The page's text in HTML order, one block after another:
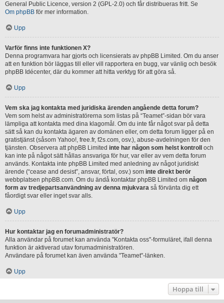
General Public Licence, version 2 (GPL-2.0) och får distribueras fritt. Se
Om phpBB för mer information.
Upp
Varför finns inte funktionen X?
Denna programvara har gjorts och licensierats av phpBB Limited. Om du anser
att en funktion bör läggas till eller vill rapportera en bugg, var vänlig och besök
phpBB Idécenter, där du kommer att hitta verktyg för att göra så.
Upp
Vem ska jag kontakta med juridiska ärenden angående detta forum?
Vem som helst av administratörerna som listas på “Teamet”-sidan bör vara
lämpliga att kontakta med dina klagomål. Om du inte får något svar på detta
sätt så kan du kontakta ägaren av domänen eller, om detta forum ligger på en
gratistjänst (såsom Yahoo!, free.fr, f2s.com, osv.), abuse-avdelningen för den
tjänsten. Observera att phpBB Limited inte har någon som helst kontroll
och
kan inte på något sätt hållas ansvariga för hur, var eller av vem detta forum
används. Kontakta inte phpBB Limited med anledning av något juridiskt
ärende (“cease and desist”, ansvar, förtal, osv.) som inte direkt berör
webbplatsen phpBB.com. Om du ändå kontaktar phpBB Limited om någon
form av tredjepartsanvändning av denna mjukvara så förvänta dig ett
fåordigt svar eller inget svar alls.
Upp
Hur kontaktar jag en forumadministratör?
Alla användar på forumet kan använda "Kontakta oss"-formuläret, ifall denna
funktion är aktiverad utav forumadministratören.
Användare på forumet kan även använda "Teamet"-länken.
Upp
Hoppa till